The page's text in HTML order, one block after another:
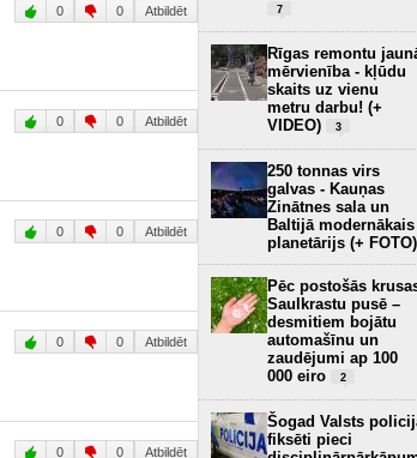
0 0 Atbildēt
0 0 Atbildēt
0 0 Atbildēt
0 0 Atbildēt
0 0 Atbildēt
7
Rīgas remontu
mērvienība - kļūdu
skaits uz vienu
metru darbu! (+
VIDEO)
3
250 tonnas virs
galvas - Kauņas
Zinātnes sala un
Baltijā modernākais
planetārijs (+ FOTO)
Pēc postošās
Saulkrastu pusē –
desmitiem bojātu
automašīnu un
zaudējumi ap 100
000 eiro
2
Šogad Valsts
fiksēti pieci